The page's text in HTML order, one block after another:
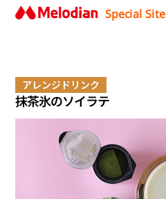
Special Site
アレンジドリンク
抹茶氷のソイラテ